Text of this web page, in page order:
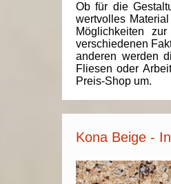
Ob für die
wertvolles
Möglichkeiten
verschiedenen
anderen werden
Fliesen oder
Preis-Shop um.
Kona Beige -